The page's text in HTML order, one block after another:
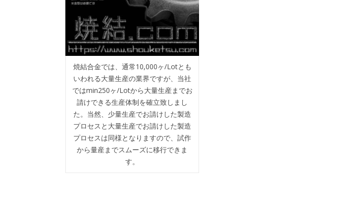
焼結合金では、通常10,000ヶ/Lotとも
いわれる大量生産の業界ですが、当社
ではmin250ヶ/Lotから大量生産までお
請けできる生産体制を確立致しまし
た。当然、少量生産でお請けした製造
プロセスと大量生産でお請けした製造
プロセスは同様となりますので、試作
から量産までスムーズに移行できま
す。